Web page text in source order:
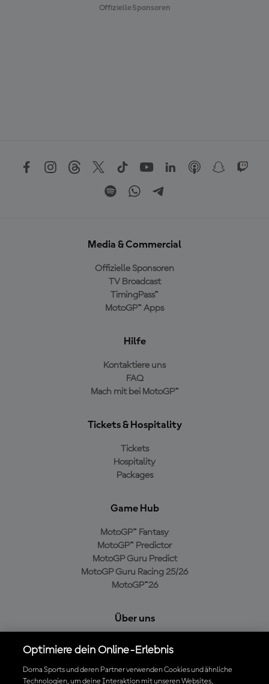
Offizielle Sponsoren
Media & Commercial
Offizielle Sponsoren
TV Broadcast
TimingPass™
MotoGP™ Apps
Hilfe
Kontaktiere uns
FAQ
Mach mit bei MotoGP™
Tickets & Hospitality
Tickets
Hospitality
Packages
Game Hub
MotoGP™ Fantasy
MotoGP™ Predictor
MotoGP Guru Predict
MotoGP Guru Racing 25/26
MotoGP™26
Über uns
Cookie-Richtlinien
Geschäftsbedingungen
Optimiere dein Online-Erlebnis
Dorna Sports und deren Partner verwenden Cookies und ähnliche
Technologien, um deine Interaktion mit unseren Websites,